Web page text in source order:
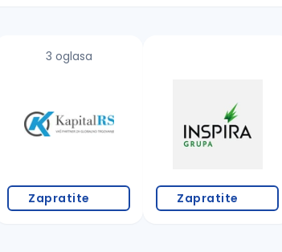
đ, ž, dž)
3 oglasa
Zapratite Zapratite